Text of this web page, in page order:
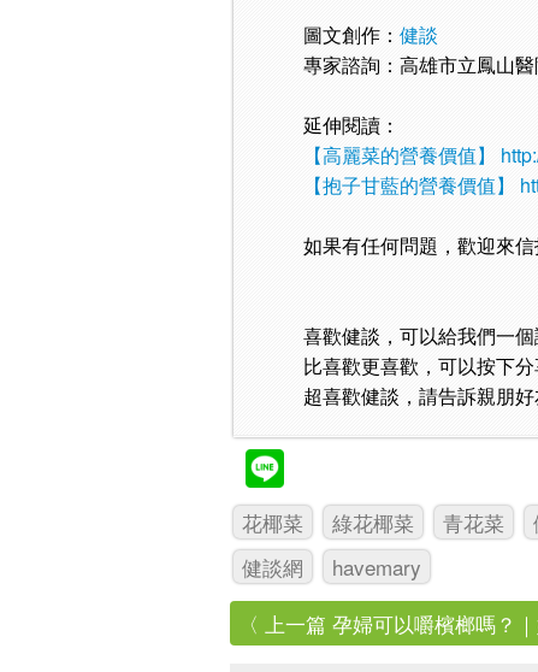
圖文創作：健談
專家諮詢：高雄市立鳳山
延伸閱讀：
【高麗菜的營養價值】
【抱子甘藍的營養價值】
如果有任何問題，歡迎來
喜歡健談，可以給我們一個
比喜歡更喜歡，可以按下分
超喜歡健談，請告訴親朋好
花椰菜 綠花椰菜 青花菜
健談網
havemary
〈 上一篇 孕婦可以嚼檳榔嗎？